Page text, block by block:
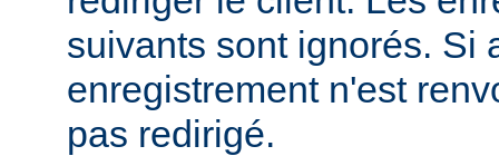
suivants sont ignorés. Si
enregistrement n'est
pas redirigé.